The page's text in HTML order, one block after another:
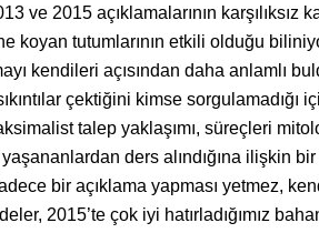
ve 2015 açıklamalarının karşılıksız
koyan tutumlarının etkili olduğu
kendileri açısından daha anlamlı
çektiğini kimse sorgulamadığı
talep yaklaşımı, süreçleri
ders alındığına ilişkin
bir açıklama yapması yetmez,
2015’te çok iyi hatırladığımız